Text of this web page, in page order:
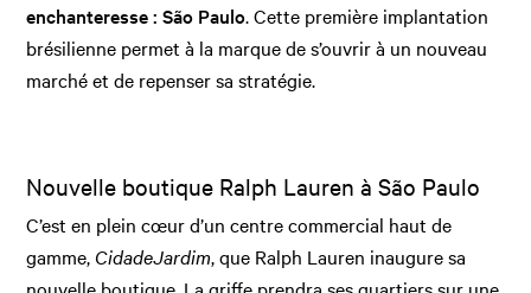
enchanteresse :São Paulo. Cette première implantation
brésilienne permet à la marque de s’ouvrir à un nouveau
marché et de repenser sa stratégie.
Nouvelle boutique Ralph Lauren àSão Paulo
C’est en plein cœur d’un centre commercial haut de
gamme, CidadeJardim, que Ralph Lauren inaugure sa